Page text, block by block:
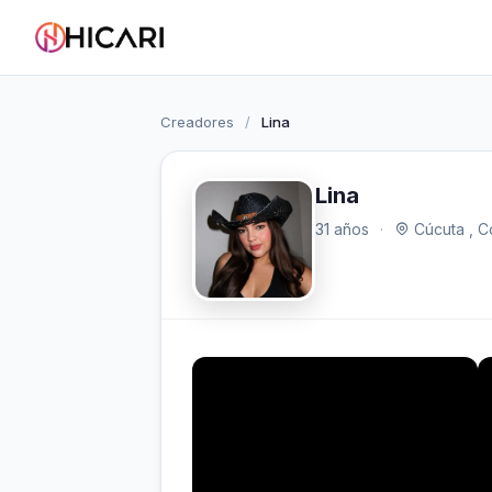
Creadores / Lina
Lina
31 años · Cúcuta ,